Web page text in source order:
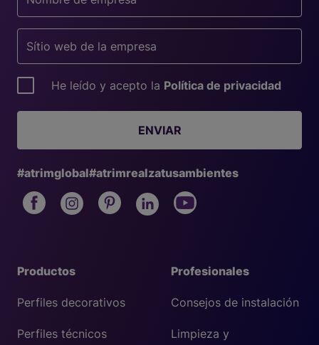
Profesionales
Consejos de instalación
Limpieza y
Productos
Perfiles decorativos
Perfiles técnicos
He leído y acepto la Política de privacidad
ENVIAR
#atrimglobal#atrimrealzatusambientes